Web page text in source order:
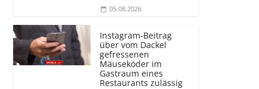
05.08.2026
Instagram-Beitrag
über vom Dackel
gefressenen
Mäuseköder im
Gastraum eines
Restaurants zulässig